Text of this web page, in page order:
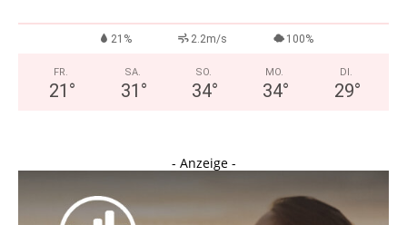
21% 2.2m/s 100%
FR.
21 °
SA.
31 °
SO.
34°
MO.
34°
DI.
29°
- Anzeige -